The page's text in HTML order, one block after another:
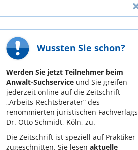
Wussten Sie schon?
Werden Sie jetzt Teilnehmer beim
Anwalt-Suchservice und Sie greifen
jederzeit online auf die Zeitschrift
„Arbeits-Rechtsberater“ des
renommierten juristischen Fachverlags
Dr. Otto Schmidt, Köln, zu.
Die Zeitschrift ist speziell auf Praktiker
zugeschnitten. Sie lesen aktuelle